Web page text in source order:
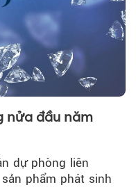
nửa đầu năm
dự phòng liên
phẩm phát sinh